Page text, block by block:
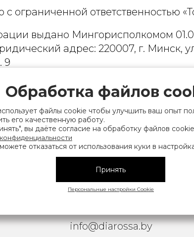
ограниченной ответственностью
выдано Мингорисполкомом
адрес: 220007, г. Минск,
9
связанную с
Республики Беларусь.
а также лица уполномоченного
их прав, предусмотренных
телефонов работников
комитета,
СОГЛАШЕНИЕ | ОБРАБОТКА
info@diarossa.by
Обработка файлов
файлы cookie чтобы улучшить ваш опыт
его качественную работу.
вы даёте согласие на обработку файлов
отказаться от использования куки в
Принять
Персональные настройки Cookie